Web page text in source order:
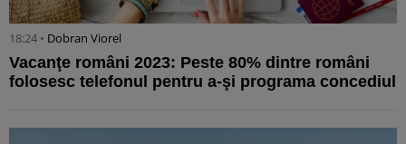
18:24 • Dobran Viorel
Vacanţe români 2023: Peste 80% dintre români
folosesc telefonul pentru a-şi programa concediul